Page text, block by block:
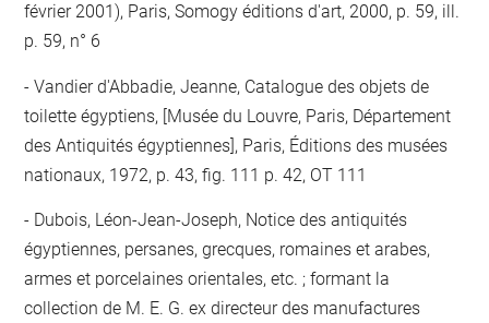
février 2001), Paris, Somogy éditions d'art, 2000, p. 59, ill.
p. 59, n° 6
Vandier d'Abbadie, Jeanne, Catalogue des objets de
toilette égyptiens, [Musée du Louvre, Paris, Département
des Antiquités égyptiennes], Paris, Éditions des musées
nationaux, 1972, p. 43, fig. 111 p. 42, OT 111
Dubois, Léon-Jean-Joseph, Notice des antiquités
égyptiennes, persanes, grecques, romaines et arabes,
armes et porcelaines orientales, etc. ; formant la
collection de M. E. G. ex directeur des manufactures